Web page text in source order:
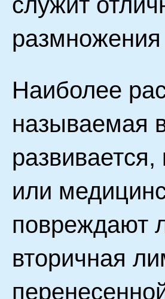
размножения
Наиболее
называемая
или
повреждают
вторичная